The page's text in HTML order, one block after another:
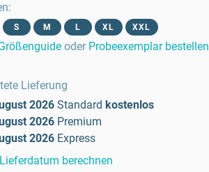
:
S M L XL XXL
oder Probeexemplar bestellen
Lieferung
2026 Standard kostenlos
2026 Premium
2026 Express
berechnen